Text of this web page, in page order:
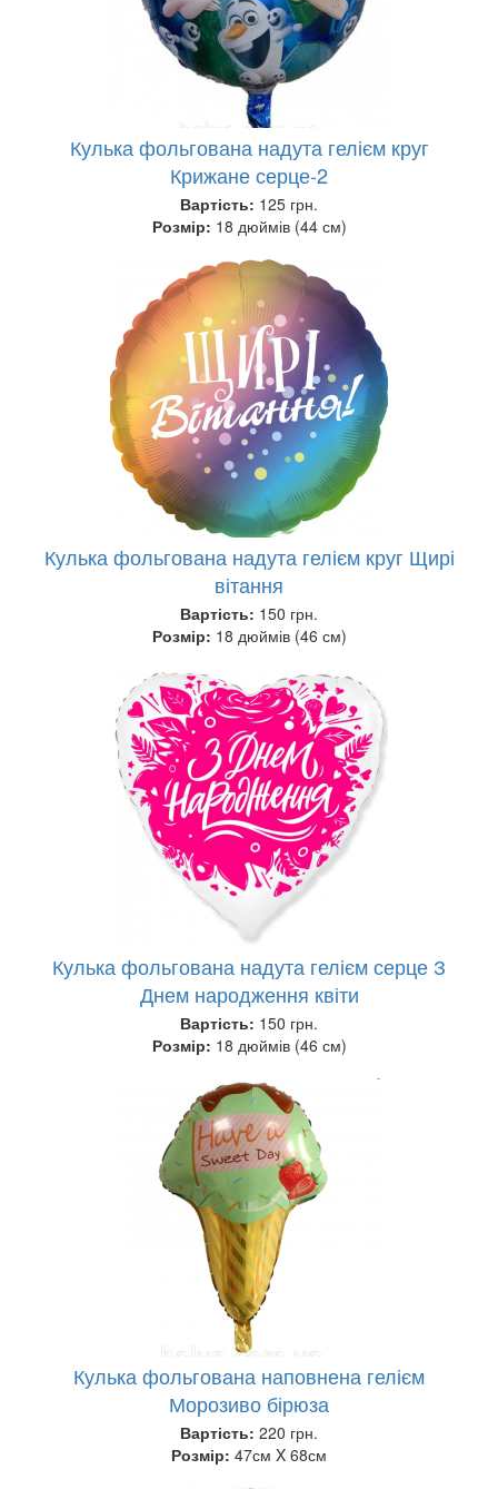
Кулька фольгована надута гелієм круг
Крижане серце-2
Вартість: 125 грн.
Розмір: 18 дюймів (44 см)
Кулька фольгована надута гелієм круг Щирі
вітання
Вартість: 150 грн.
Розмір: 18 дюймів (46 см)
Кулька фольгована надута гелієм серце З
Днем народження квіти
Вартість: 150 грн.
Розмір: 18 дюймів (46 см)
Кулька фольгована наповнена гелієм
Морозиво бірюза
Вартість: 220 грн.
Розмір: 47см X 68см